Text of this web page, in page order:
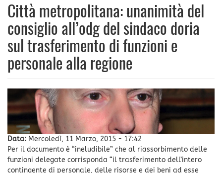
Città metropolitana: unanimità del
consiglio all’odg del sindaco doria
sul trasferimento di funzioni e
personale alla regione
Data: Mercoledì, 11 Marzo, 2015 - 17:42
Per il documento è “ineludibile” che al riassorbimento delle
funzioni delegate corrisponda “il trasferimento dell’intero
contingente di personale, delle risorse e dei beni ad esse